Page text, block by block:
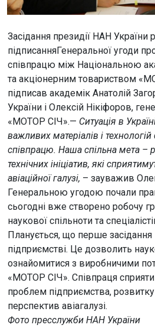
Засідання президії НАН України
підписанняГенеральної угоди
співпрацю між Національною
та акціонерним товариством
підписав академік Анатолій
України і Олексій Нікіфоров,
«МОТОР СІЧ».— Ситуація в
важливих матеріалів і
співпрацю. Наша спільна мета –
технічних ініціатив, які
авіаційної галузі, – зауважив
Генеральною угодою почали
сьогодні вже створено робочу
наукової спільноти та
Планується, що перше засідання
підприємстві. Це дозволить
ознайомитися з виробничими
«МОТОР СІЧ». Співпраця
проблем підприємства, розвитку
перспектив авіагалузі.
Фото пресслужби НАН України